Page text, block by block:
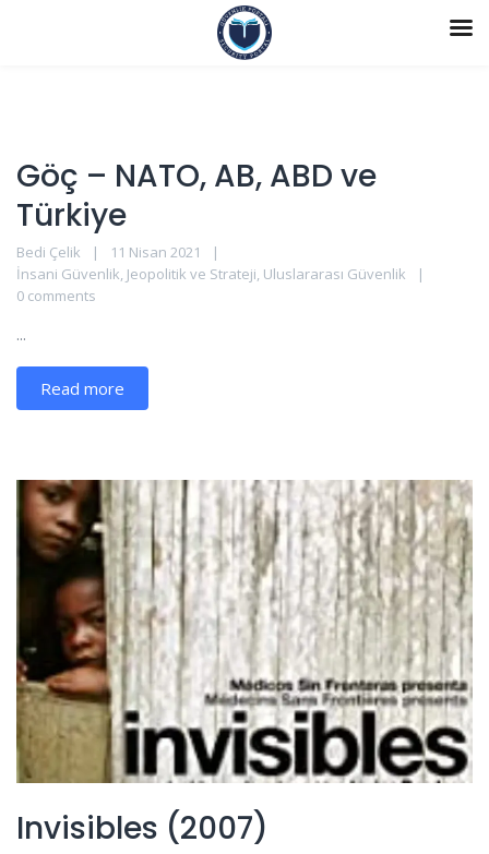
Göç – NATO, AB, ABD ve
Türkiye
Bedi Çelik
11 Nisan 2021
İnsani Güvenlik, Jeopolitik ve Strateji, Uluslararası Güvenlik
0 comments
...
Read more
Invisibles (2007)